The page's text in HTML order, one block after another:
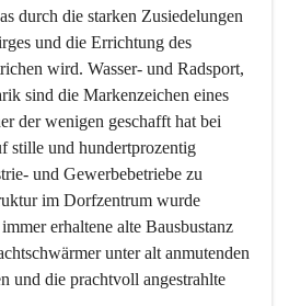
durch die starken Zusiedelungen
und die Errichtung des
wird. Wasser- und Radsport,
sind die Markenzeichen eines
der wenigen geschafft hat bei
stille und hundertprozentig
und Gewerbebetriebe zu
im Dorfzentrum wurde
erhaltene alte Bausbustanz
unter alt anmutenden
und die prachtvoll angestrahlte